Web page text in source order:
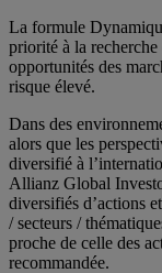
La formule
priorité à la recherche
opportunités des
risque élevé.
Dans des
alors que les
diversifié à
Allianz Global
diversifiés d’actions
/ secteurs /
proche de celle des
recommandée.